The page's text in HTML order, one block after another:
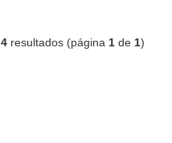
4resultados (página 1de 1)